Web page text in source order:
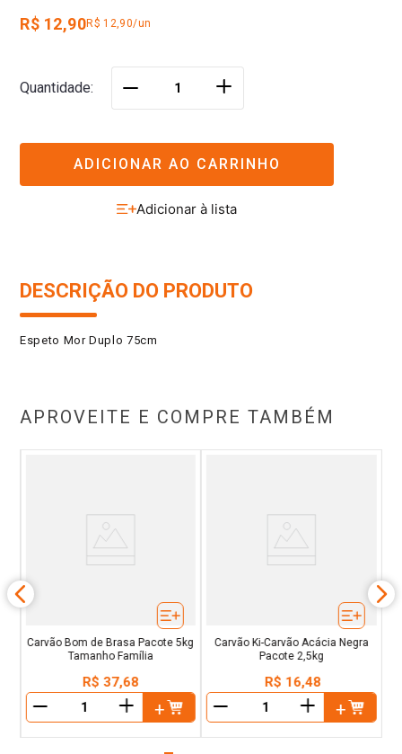
R$ 12,90R$ 12,90/un
Quantidade ＋
ADICIONAR AO CARRINHO
DESCRIÇÃO DO PRODUTO
Espeto Mor Duplo 75cm
APROVEITE E COMPRE TAMBÉM
Carvão Bom de Brasa Pacote 5kg
Tamanho Família
R$ 37,68
＋
Carvão Ki-Carvão Acácia Negra
Pacote 2,5kg
R$ 16,48
＋